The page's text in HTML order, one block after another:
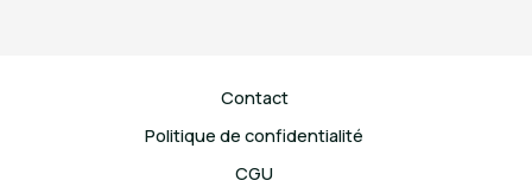
Contact
Politique de confidentialité
CGU